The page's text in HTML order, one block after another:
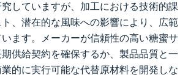
していますが、加工における技術的課
、潜在的な風味への影響により、広範
ます。メーカーが信頼性の高い糖蜜サ
供給契約を確保するか、製品品質と一
的に実行可能な代替原材料を開発しな